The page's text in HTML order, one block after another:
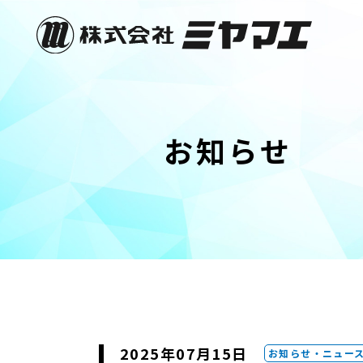
お知らせ
2025年07月15日 お知らせ・ニュー